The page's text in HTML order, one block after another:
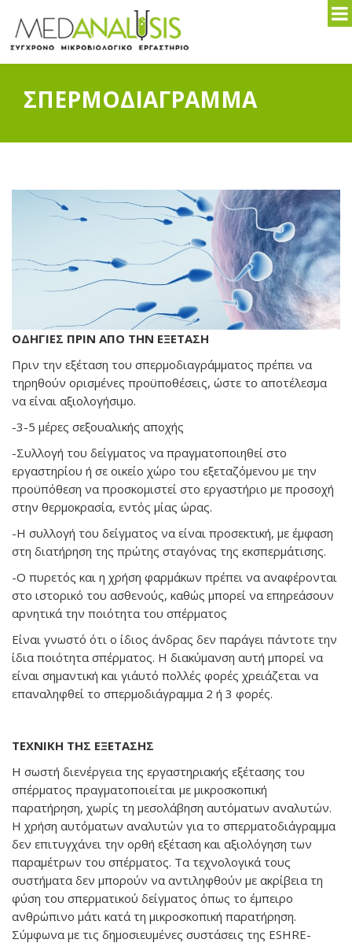
ΣΠΕΡΜΟΔΙΑΓΡΑΜΜΑ
ΟΔΗΓΙΕΣ ΠΡΙΝ ΑΠΟ ΤΗΝ ΕΞΕΤΑΣΗ
Πριν την εξέταση του σπερμοδιαγράμματος πρέπει να
τηρηθούν ορισμένες προϋποθέσεις, ώστε το αποτέλεσμα
να είναι αξιολογήσιμο.
-3-5 μέρες σεξουαλικής αποχής
-Συλλογή του δείγματος να πραγματοποιηθεί στο
εργαστηρίου ή σε οικείο χώρο του εξεταζόμενου με την
προϋπόθεση να προσκομιστεί στο εργαστήριο με προσοχή
στην θερμοκρασία, εντός μίας ώρας.
-Η συλλογή του δείγματος να είναι προσεκτική, με έμφαση
στη διατήρηση της πρώτης σταγόνας της εκσπερμάτισης.
-Ο πυρετός και η χρήση φαρμάκων πρέπει να αναφέρονται
στο ιστορικό του ασθενούς, καθώς μπορεί να επηρεάσουν
αρνητικά την ποιότητα του σπέρματος
Είναι γνωστό ότι ο ίδιος άνδρας δεν παράγει πάντοτε την
ίδια ποιότητα σπέρματος. Η διακύμανση αυτή μπορεί να
είναι σημαντική και γι΄αυτό πολλές φορές χρειάζεται να
επαναληφθεί το σπερμοδιάγραμμα 2 ή 3 φορές.
ΤΕΧΝΙΚΗ ΤΗΣ ΕΞΕΤΑΣΗΣ
Η σωστή διενέργεια της εργαστηριακής εξέτασης του
σπέρματος πραγματοποιείται με μικροσκοπική
παρατήρηση, χωρίς τη μεσολάβηση αυτόματων αναλυτών.
Η χρήση αυτόματων αναλυτών για το σπερματοδιάγραμμα
δεν επιτυγχάνει την ορθή εξέταση και αξιολόγηση των
παραμέτρων του σπέρματος. Τα τεχνολογικά τους
συστήματα δεν μπορούν να αντιληφθούν με ακρίβεια τη
φύση του σπερματικού δείγματος όπως το έμπειρο
ανθρώπινο μάτι κατά τη μικροσκοπική παρατήρηση.
Σύμφωνα με τις δημοσιευμένες συστάσεις της ESHRE-